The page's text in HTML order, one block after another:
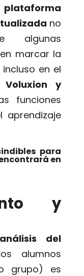
plataforma
no
algunas
marcar la
en el
Voluxion y
funciones
aprendizaje
para
en
y
del
alumnos
grupo) es